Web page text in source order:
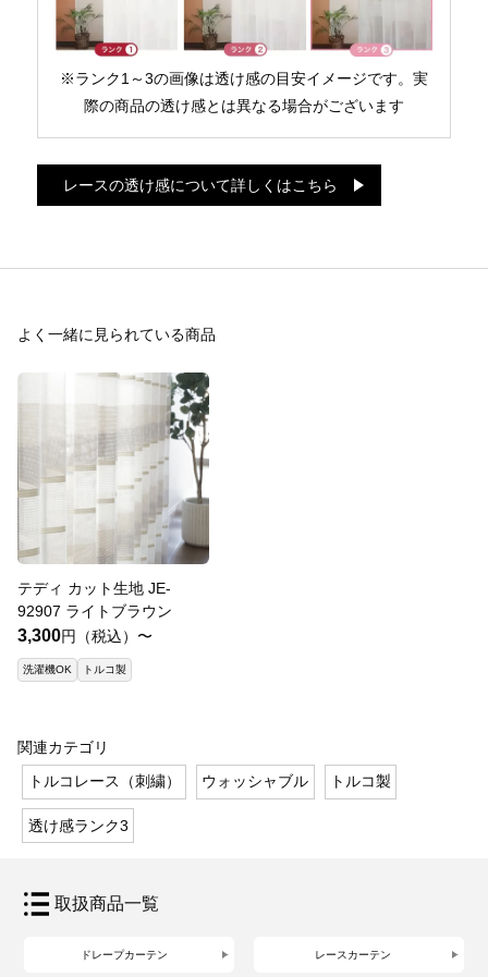
※ランク1～3の画像は透け感の目安イメージです。実
際の商品の透け感とは異なる場合がございます
レースの透け感について詳しくはこちら
よく一緒に見られている商品
テディ カット生地 JE-
92907 ライトブラウン
3,300円（税込）〜
洗濯機OK トルコ製
関連カテゴリ
トルコレース（刺繍）
ウォッシャブル トルコ製
透け感ランク3
取扱商品一覧
ドレープカーテン レースカーテン